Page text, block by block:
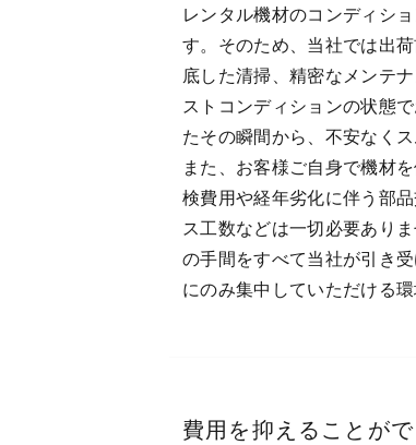
レンタル機材のコンディシ
す。そのため、当社では出
底した清掃、精密なメンテ
ストコンディションの状態
たその瞬間から、不安なく
また、お客様ご自身で機材
検費用や経年劣化に伴う部
ス工数などは一切必要あり
の手間をすべて当社が引き
にのみ集中していただける
費用を抑えることが